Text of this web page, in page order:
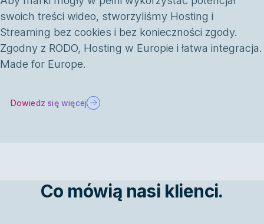
swoich treści wideo, stworzyliśmy Hosting i
Streaming bez cookies i bez konieczności zgody.
Zgodny z RODO, Hosting w Europie i łatwa integracja.
Made for Europe.
Dowiedz się więcej
Co mówią nasi klienci.